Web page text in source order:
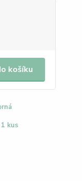
košíku
1 kus